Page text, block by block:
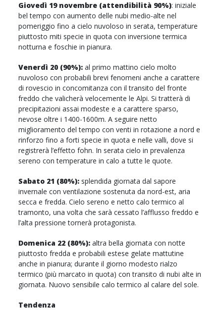
Giovedì 19 novembre (attendibilità 90%): iniziale
bel tempo con aumento delle nubi medio-alte nel
pomeriggio fino a cielo nuvoloso in serata, temperature
piuttosto miti specie in quota con inversione termica
notturna e foschie in pianura.
Venerdì 20 (90%): al primo mattino cielo molto
nuvoloso con probabili brevi fenomeni anche a carattere
di rovescio in concomitanza con il transito del fronte
freddo che valicherà velocemente le Alpi. Si tratterà di
precipitazioni assai modeste e a carattere sparso,
nevose oltre i 1400-1600m. A seguire netto
miglioramento del tempo con venti in rotazione a nord e
rinforzo fino a forti specie in quota e nelle valli, dove si
registrerà l’effetto fohn. In serata cielo in prevalenza
sereno con temperature in calo a tutte le quote.
Sabato 21 (80%): splendida giornata dal sapore
invernale con ventilazione sostenuta da nord-est, aria
secca e fredda. Cielo sereno e netto calo termico al
tramonto, una volta che sarà cessato l’afflusso freddo e
l’alta pressione tornerà protagonista.
Domenica 22 (80%): altra bella giornata con notte
piuttosto fredda e probabili estese gelate mattutine
anche in pianura; durante il giorno modesto rialzo
termico (più marcato in quota) con transito di nubi alte in
giornata. Nuovo sensibile calo termico al calare del sole.
Tendenza